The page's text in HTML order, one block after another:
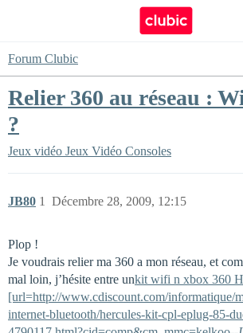
Forum Clubic
Relier 360 au réseau :
?
Jeux vidéo Jeux Vidéo Consoles
JB80 Décembre 28, 2009, 12:15
1
Plop !
Je voudrais relier ma 360 a mon réseau, et
mal loin, j’hésite entre unkit wifi n xbox 360
[url=http://www.cdiscount.com/informatique/
internet-bluetooth/hercules-kit-cpl-eplug-85-